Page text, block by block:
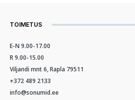
TOIMETUS
E-N 9.00-17.00
R 9.00-15.00
Viljandi mnt 6, Rapla 79511
+372 489 2133
info@sonumid.ee